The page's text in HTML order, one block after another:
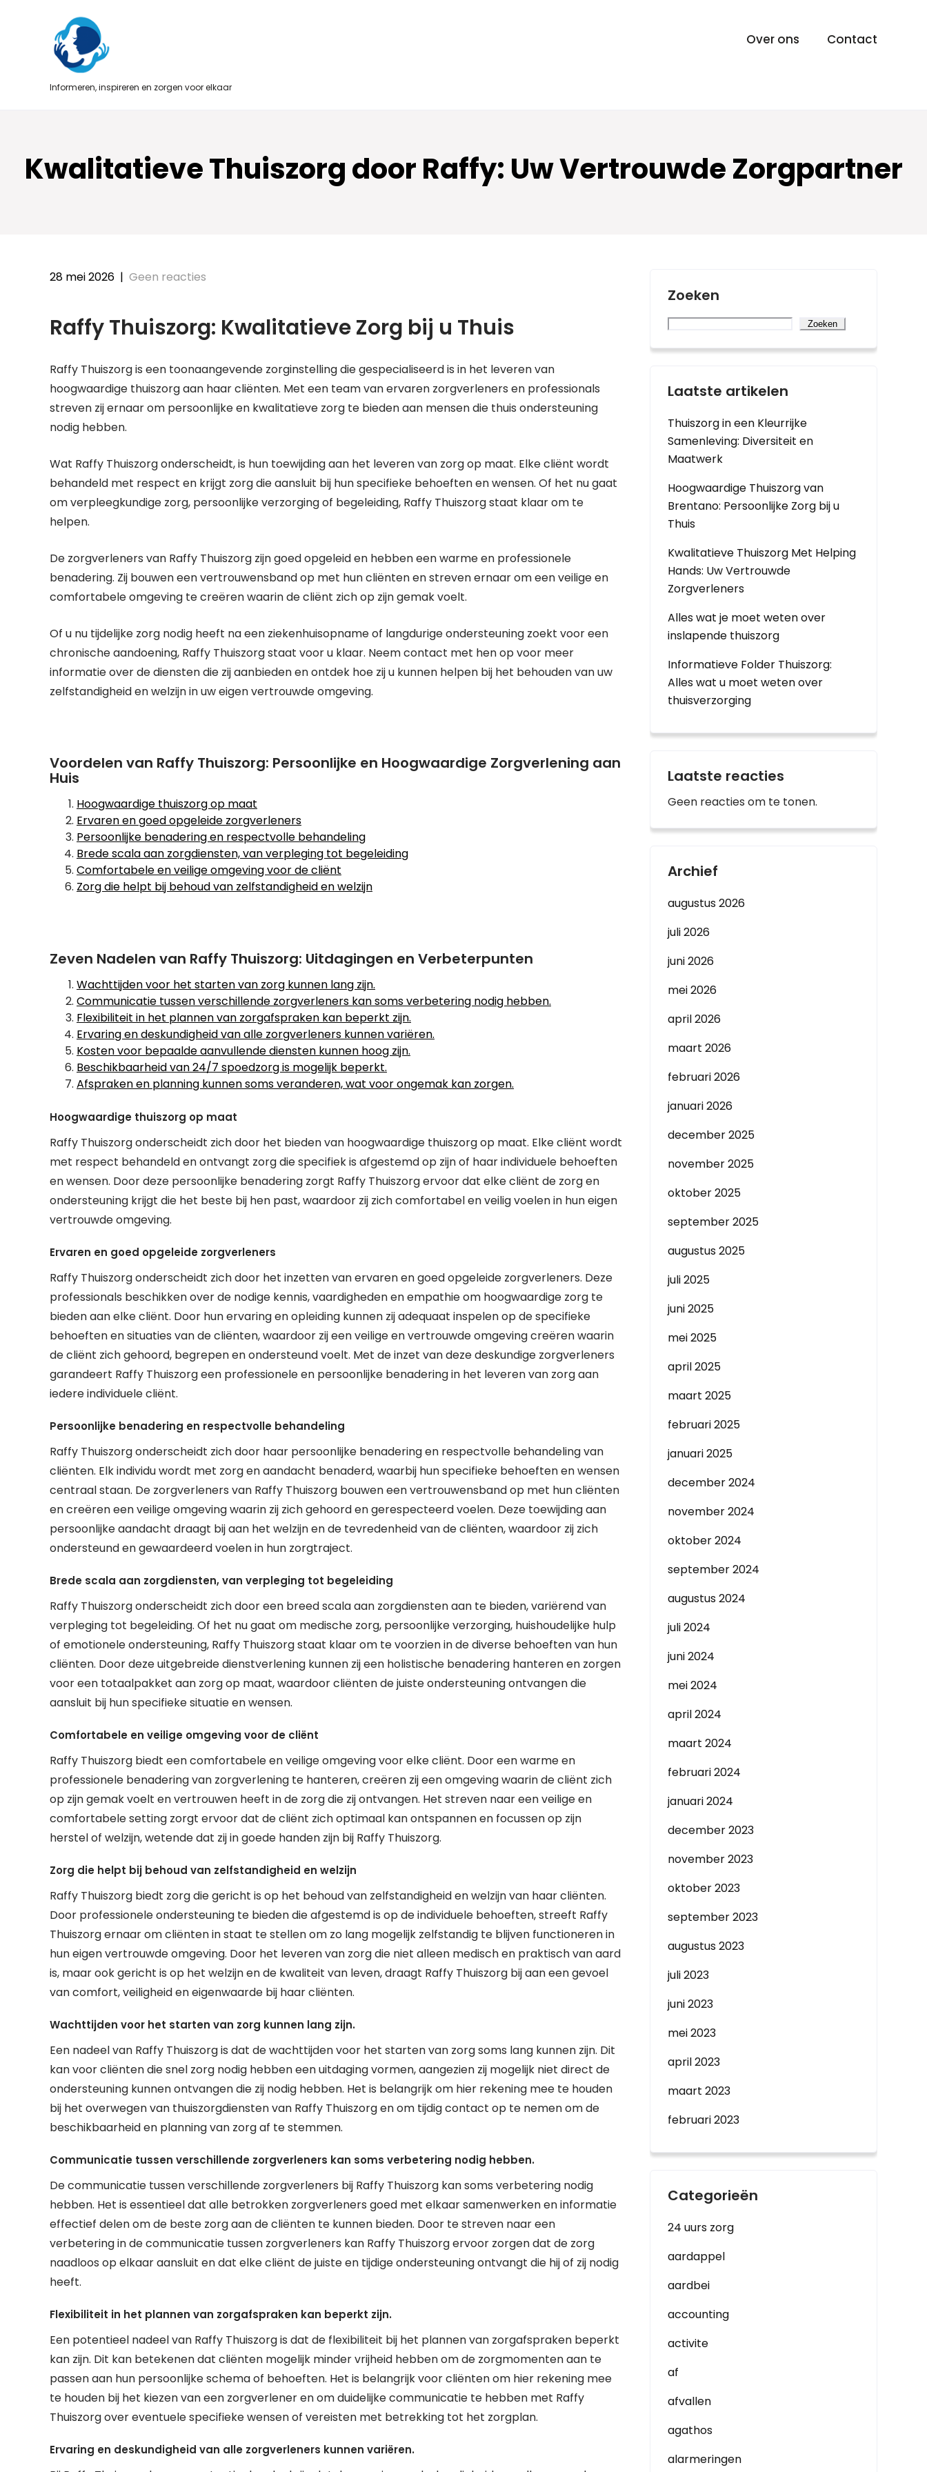
Informeren, inspireren en zorgen voor elkaar
Over ons Contact
Kwalitatieve Thuiszorg door Raffy: Uw Vertrouwde Zorgpartner
28 mei 2026 | Geen reacties
Raffy Thuiszorg: Kwalitatieve Zorg bij u Thuis
Raffy Thuiszorg is een toonaangevende zorginstelling die gespecialiseerd is in het leveren van
hoogwaardige thuiszorg aan haar cliënten. Met een team van ervaren zorgverleners en professionals
streven zij ernaar om persoonlijke en kwalitatieve zorg te bieden aan mensen die thuis ondersteuning
nodig hebben.
Wat Raffy Thuiszorg onderscheidt, is hun toewijding aan het leveren van zorg op maat. Elke cliënt wordt
behandeld met respect en krijgt zorg die aansluit bij hun specifieke behoeften en wensen. Of het nu gaat
om verpleegkundige zorg, persoonlijke verzorging of begeleiding, Raffy Thuiszorg staat klaar om te
helpen.
De zorgverleners van Raffy Thuiszorg zijn goed opgeleid en hebben een warme en professionele
benadering. Zij bouwen een vertrouwensband op met hun cliënten en streven ernaar om een veilige en
comfortabele omgeving te creëren waarin de cliënt zich op zijn gemak voelt.
Of u nu tijdelijke zorg nodig heeft na een ziekenhuisopname of langdurige ondersteuning zoekt voor een
chronische aandoening, Raffy Thuiszorg staat voor u klaar. Neem contact met hen op voor meer
informatie over de diensten die zij aanbieden en ontdek hoe zij u kunnen helpen bij het behouden van uw
zelfstandigheid en welzijn in uw eigen vertrouwde omgeving.
Voordelen van Raffy Thuiszorg: Persoonlijke en Hoogwaardige Zorgverlening aan
Huis
Hoogwaardige thuiszorg op maat
Ervaren en goed opgeleide zorgverleners
Persoonlijke benadering en respectvolle behandeling
Brede scala aan zorgdiensten, van verpleging tot begeleiding
Comfortabele en veilige omgeving voor de cliënt
Zorg die helpt bij behoud van zelfstandigheid en welzijn
Zeven Nadelen van Raffy Thuiszorg: Uitdagingen en Verbeterpunten
Wachttijden voor het starten van zorg kunnen lang zijn.
Communicatie tussen verschillende zorgverleners kan soms verbetering nodig hebben.
Flexibiliteit in het plannen van zorgafspraken kan beperkt zijn.
Ervaring en deskundigheid van alle zorgverleners kunnen variëren.
Kosten voor bepaalde aanvullende diensten kunnen hoog zijn.
Beschikbaarheid van 24/7 spoedzorg is mogelijk beperkt.
Afspraken en planning kunnen soms veranderen, wat voor ongemak kan zorgen.
Hoogwaardige thuiszorg op maat
Raffy Thuiszorg onderscheidt zich door het bieden van hoogwaardige thuiszorg op maat. Elke cliënt wordt
met respect behandeld en ontvangt zorg die specifiek is afgestemd op zijn of haar individuele behoeften
en wensen. Door deze persoonlijke benadering zorgt Raffy Thuiszorg ervoor dat elke cliënt de zorg en
ondersteuning krijgt die het beste bij hen past, waardoor zij zich comfortabel en veilig voelen in hun eigen
vertrouwde omgeving.
Ervaren en goed opgeleide zorgverleners
Raffy Thuiszorg onderscheidt zich door het inzetten van ervaren en goed opgeleide zorgverleners. Deze
professionals beschikken over de nodige kennis, vaardigheden en empathie om hoogwaardige zorg te
bieden aan elke cliënt. Door hun ervaring en opleiding kunnen zij adequaat inspelen op de specifieke
behoeften en situaties van de cliënten, waardoor zij een veilige en vertrouwde omgeving creëren waarin
de cliënt zich gehoord, begrepen en ondersteund voelt. Met de inzet van deze deskundige zorgverleners
garandeert Raffy Thuiszorg een professionele en persoonlijke benadering in het leveren van zorg aan
iedere individuele cliënt.
Persoonlijke benadering en respectvolle behandeling
Raffy Thuiszorg onderscheidt zich door haar persoonlijke benadering en respectvolle behandeling van
cliënten. Elk individu wordt met zorg en aandacht benaderd, waarbij hun specifieke behoeften en wensen
centraal staan. De zorgverleners van Raffy Thuiszorg bouwen een vertrouwensband op met hun cliënten
en creëren een veilige omgeving waarin zij zich gehoord en gerespecteerd voelen. Deze toewijding aan
persoonlijke aandacht draagt bij aan het welzijn en de tevredenheid van de cliënten, waardoor zij zich
ondersteund en gewaardeerd voelen in hun zorgtraject.
Brede scala aan zorgdiensten, van verpleging tot begeleiding
Raffy Thuiszorg onderscheidt zich door een breed scala aan zorgdiensten aan te bieden, variërend van
verpleging tot begeleiding. Of het nu gaat om medische zorg, persoonlijke verzorging, huishoudelijke hulp
of emotionele ondersteuning, Raffy Thuiszorg staat klaar om te voorzien in de diverse behoeften van hun
cliënten. Door deze uitgebreide dienstverlening kunnen zij een holistische benadering hanteren en zorgen
voor een totaalpakket aan zorg op maat, waardoor cliënten de juiste ondersteuning ontvangen die
aansluit bij hun specifieke situatie en wensen.
Comfortabele en veilige omgeving voor de cliënt
Raffy Thuiszorg biedt een comfortabele en veilige omgeving voor elke cliënt. Door een warme en
professionele benadering van zorgverlening te hanteren, creëren zij een omgeving waarin de cliënt zich
op zijn gemak voelt en vertrouwen heeft in de zorg die zij ontvangen. Het streven naar een veilige en
comfortabele setting zorgt ervoor dat de cliënt zich optimaal kan ontspannen en focussen op zijn
herstel of welzijn, wetende dat zij in goede handen zijn bij Raffy Thuiszorg.
Zorg die helpt bij behoud van zelfstandigheid en welzijn
Raffy Thuiszorg biedt zorg die gericht is op het behoud van zelfstandigheid en welzijn van haar cliënten.
Door professionele ondersteuning te bieden die afgestemd is op de individuele behoeften, streeft Raffy
Thuiszorg ernaar om cliënten in staat te stellen om zo lang mogelijk zelfstandig te blijven functioneren in
hun eigen vertrouwde omgeving. Door het leveren van zorg die niet alleen medisch en praktisch van aard
is, maar ook gericht is op het welzijn en de kwaliteit van leven, draagt Raffy Thuiszorg bij aan een gevoel
van comfort, veiligheid en eigenwaarde bij haar cliënten.
Wachttijden voor het starten van zorg kunnen lang zijn.
Een nadeel van Raffy Thuiszorg is dat de wachttijden voor het starten van zorg soms lang kunnen zijn. Dit
kan voor cliënten die snel zorg nodig hebben een uitdaging vormen, aangezien zij mogelijk niet direct de
ondersteuning kunnen ontvangen die zij nodig hebben. Het is belangrijk om hier rekening mee te houden
bij het overwegen van thuiszorgdiensten van Raffy Thuiszorg en om tijdig contact op te nemen om de
beschikbaarheid en planning van zorg af te stemmen.
Communicatie tussen verschillende zorgverleners kan soms verbetering nodig hebben.
De communicatie tussen verschillende zorgverleners bij Raffy Thuiszorg kan soms verbetering nodig
hebben. Het is essentieel dat alle betrokken zorgverleners goed met elkaar samenwerken en informatie
effectief delen om de beste zorg aan de cliënten te kunnen bieden. Door te streven naar een
verbetering in de communicatie tussen zorgverleners kan Raffy Thuiszorg ervoor zorgen dat de zorg
naadloos op elkaar aansluit en dat elke cliënt de juiste en tijdige ondersteuning ontvangt die hij of zij nodig
heeft.
Flexibiliteit in het plannen van zorgafspraken kan beperkt zijn.
Een potentieel nadeel van Raffy Thuiszorg is dat de flexibiliteit bij het plannen van zorgafspraken beperkt
kan zijn. Dit kan betekenen dat cliënten mogelijk minder vrijheid hebben om de zorgmomenten aan te
passen aan hun persoonlijke schema of behoeften. Het is belangrijk voor cliënten om hier rekening mee
te houden bij het kiezen van een zorgverlener en om duidelijke communicatie te hebben met Raffy
Thuiszorg over eventuele specifieke wensen of vereisten met betrekking tot het zorgplan.
Ervaring en deskundigheid van alle zorgverleners kunnen variëren.
Zoeken
Zoeken
Laatste artikelen
Thuiszorg in een Kleurrijke
Samenleving: Diversiteit en
Maatwerk
Hoogwaardige Thuiszorg van
Brentano: Persoonlijke Zorg bij u
Thuis
Kwalitatieve Thuiszorg Met Helping
Hands: Uw Vertrouwde
Zorgverleners
Alles wat je moet weten over
inslapende thuiszorg
Informatieve Folder Thuiszorg:
Alles wat u moet weten over
thuisverzorging
Laatste reacties
Geen reacties om te tonen.
Archief
augustus 2026
juli 2026
juni 2026
mei 2026
april 2026
maart 2026
februari 2026
januari 2026
december 2025
november 2025
oktober 2025
september 2025
augustus 2025
juli 2025
juni 2025
mei 2025
april 2025
maart 2025
februari 2025
januari 2025
december 2024
november 2024
oktober 2024
september 2024
augustus 2024
juli 2024
juni 2024
mei 2024
april 2024
maart 2024
februari 2024
januari 2024
december 2023
november 2023
oktober 2023
september 2023
augustus 2023
juli 2023
juni 2023
mei 2023
april 2023
maart 2023
februari 2023
Categorieën
24 uurs zorg
aardappel
aardbei
accounting
activite
af
afvallen
agathos
alarmeringen